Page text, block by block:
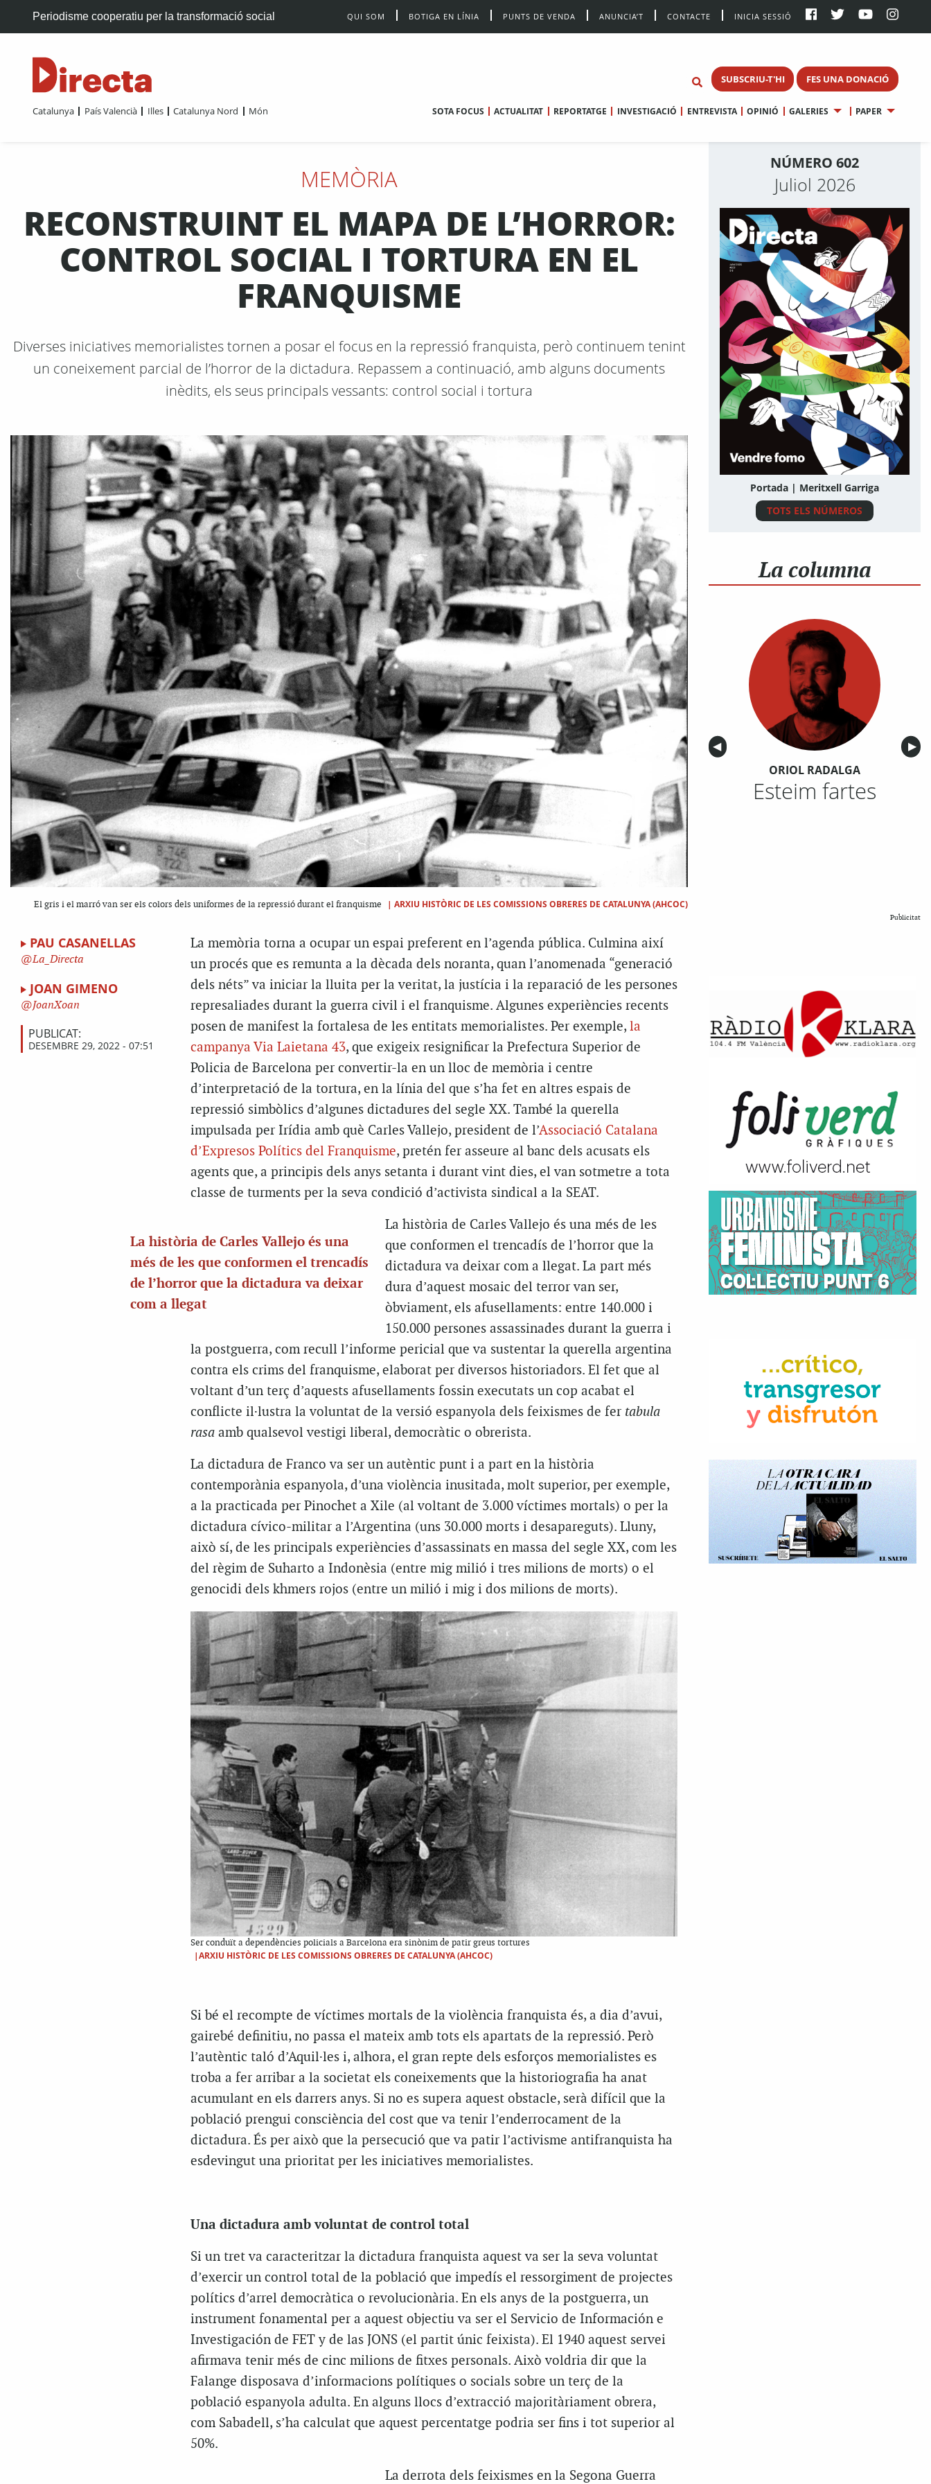
Periodisme cooperatiu per la transformació social QUI SOM BOTIGA EN LÍNIA PUNTS DE VENDA ANUNCIA’T CONTACTE INICIA SESSIÓ
SUBSCRIU-T'HI FES UNA DONACIÓ
Catalunya País Valencià Illes Catalunya Nord Món SOTA FOCUS ACTUALITAT REPORTATGE INVESTIGACIÓ ENTREVISTA OPINIÓ GALERIES PAPER
MEMÒRIA
RECONSTRUINT EL MAPA DE L’HORROR:
CONTROL SOCIAL I TORTURA EN EL
FRANQUISME
Diverses iniciatives memorialistes tornen a posar el focus en la repressió franquista, però continuem tenint
un coneixement parcial de l’horror de la dictadura. Repassem a continuació, amb alguns documents
inèdits, els seus principals vessants: control social i tortura
El gris i el marró van ser els colors dels uniformes de la repressió durant el franquisme | ARXIU HISTÒRIC DE LES COMISSIONS OBRERES DE CATALUNYA (AHCOC)
PAU CASANELLAS
La_Directa
JOAN GIMENO
JoanXoan
PUBLICAT:
DESEMBRE 29, 2022 - 07:51
La memòria torna a ocupar un espai preferent en l’agenda pública. Culmina així
un procés que es remunta a la dècada dels noranta, quan l’anomenada “generació
dels néts” va iniciar la lluita per la veritat, la justícia i la reparació de les persones
represaliades durant la guerra civil i el franquisme. Algunes experiències recents
posen de manifest la fortalesa de les entitats memorialistes. Per exemple, la
campanya Via Laietana 43, que exigeix resignificar la Prefectura Superior de
Policia de Barcelona per convertir-la en un lloc de memòria i centre
d’interpretació de la tortura, en la línia del que s’ha fet en altres espais de
repressió simbòlics d’algunes dictadures del segle XX. També la querella
impulsada per Irídia amb què Carles Vallejo, president de l’Associació Catalana
d’Expresos Polítics del Franquisme, pretén fer asseure al banc dels acusats els
agents que, a principis dels anys setanta i durant vint dies, el van sotmetre a tota
classe de turments per la seva condició d’activista sindical a la SEAT.
La història de Carles Vallejo és una
més de les que conformen el trencadís
de l’horror que la dictadura va deixar
com a llegat
La història de Carles Vallejo és una més de les
que conformen el trencadís de l’horror que la
dictadura va deixar com a llegat. La part més
dura d’aquest mosaic del terror van ser,
òbviament, els afusellaments: entre 140.000 i
150.000 persones assassinades durant la guerra i
la postguerra, com recull l’informe pericial que va sustentar la querella argentina
contra els crims del franquisme, elaborat per diversos historiadors. El fet que al
voltant d’un terç d’aquests afusellaments fossin executats un cop acabat el
conflicte il·lustra la voluntat de la versió espanyola dels feixismes de fer tabula
rasaamb qualsevol vestigi liberal, democràtic o obrerista.
La dictadura de Franco va ser un autèntic punt i a part en la història
contemporània espanyola, d’una violència inusitada, molt superior, per exemple,
a la practicada per Pinochet a Xile (al voltant de 3.000 víctimes mortals) o per la
dictadura cívico-militar a l’Argentina (uns 30.000 morts i desapareguts). Lluny,
això sí, de les principals experiències d’assassinats en massa del segle XX, com les
del règim de Suharto a Indonèsia (entre mig milió i tres milions de morts) o el
genocidi dels khmers rojos (entre un milió i mig i dos milions de morts).
Ser conduït a dependències policials a Barcelona era sinònim de patir greus tortures
|ARXIU HISTÒRIC DE LES COMISSIONS OBRERES DE CATALUNYA (AHCOC)
Si bé el recompte de víctimes mortals de la violència franquista és, a dia d’avui,
gairebé definitiu, no passa el mateix amb tots els apartats de la repressió. Però
l’autèntic taló d’Aquil·les i, alhora, el gran repte dels esforços memorialistes es
troba a fer arribar a la societat els coneixements que la historiografia ha anat
acumulant en els darrers anys. Si no es supera aquest obstacle, serà difícil que la
població prengui consciència del cost que va tenir l’enderrocament de la
dictadura. És per això que la persecució que va patir l’activisme antifranquista ha
esdevingut una prioritat per les iniciatives memorialistes.
Una dictadura amb voluntat de control total
Si un tret va caracteritzar la dictadura franquista aquest va ser la seva voluntat
d’exercir un control total de la població que impedís el ressorgiment de projectes
polítics d’arrel democràtica o revolucionària. En els anys de la postguerra, un
instrument fonamental per a aquest objectiu va ser el Servicio de Información e
Investigación de FET y de las JONS (el partit únic feixista). El 1940 aquest servei
afirmava tenir més de cinc milions de fitxes personals. Això voldria dir que la
Falange disposava d’informacions polítiques o socials sobre un terç de la
població espanyola adulta. En alguns llocs d’extracció majoritàriament obrera,
com Sabadell, s’ha calculat que aquest percentatge podria ser fins i tot superior al
50%.
La derrota dels feixismes en la Segona Guerra
NÚMERO 602
Juliol 2026
Portada | Meritxell Garriga
TOTS ELS NÚMEROS
La columna
Anterior
◀︎ ▶︎
ORIOL RADALGA
Esteim fartes
Publicitat